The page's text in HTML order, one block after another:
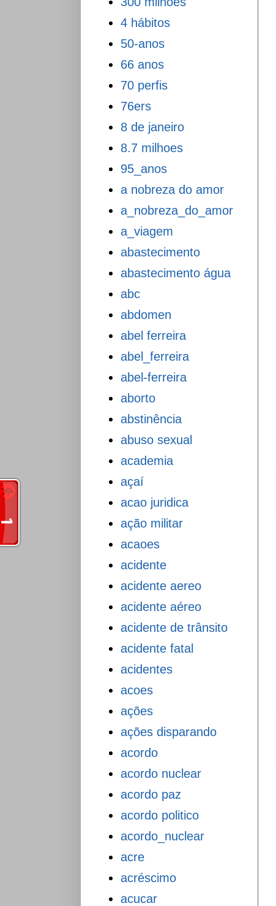
4 hábitos
50-anos
66 anos
70 perfis
76ers
8 de janeiro
8.7 milhoes
95_anos
a nobreza do amor
a_nobreza_do_amor
a_viagem
abastecimento
abastecimento água
abc
abdomen
abel ferreira
abel_ferreira
abel-ferreira
aborto
abstinência
abuso sexual
academia
açaí
acao juridica
ação militar
acaoes
acidente
acidente aereo
acidente aéreo
acidente de trânsito
acidente fatal
acidentes
acoes
ações
ações disparando
acordo
acordo nuclear
acordo paz
acordo politico
acordo_nuclear
acre
acréscimo
acucar